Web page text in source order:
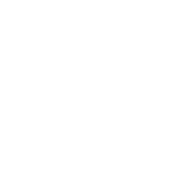
INNOVARI
корпусе